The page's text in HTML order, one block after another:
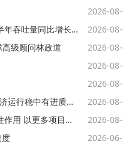
2026-
赣榆港区交出“双过半”高分卷 上半年吞吐量同比增长约8%
2026-
级顾问林政道
2026-
2026-
2026-
上半年徐州GDP达4846.9亿元 经济运行稳中有进质效持续提升
2026-
发挥重大项目关键性引领性支撑性作用 以更多项目实物量支撑经济大市挑大梁
2026-
度
2026-